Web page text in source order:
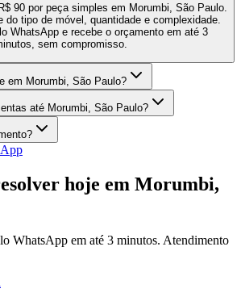
90 por peça simples em Morumbi, São Paulo.
do tipo de móvel, quantidade e complexidade.
WhatsApp e recebe o orçamento em até 3
sem compromisso.
em Morumbi, São Paulo?
até Morumbi, São Paulo?
hoje em Morumbi,
WhatsApp em até 3 minutos. Atendimento